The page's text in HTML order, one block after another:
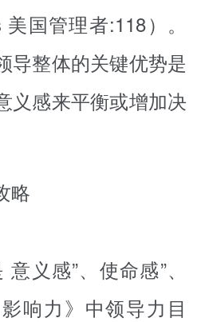
国管理者:118）。
导整体的关键优势是
义感来平衡或增加决
略
义感”、使命感”、
响力》中领导力目